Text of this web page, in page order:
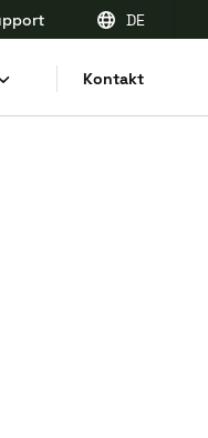
DE
EN
Kontakt